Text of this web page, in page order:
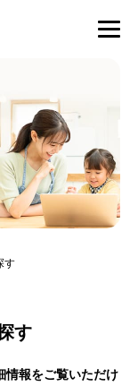
す
す
情報をご覧いただけ